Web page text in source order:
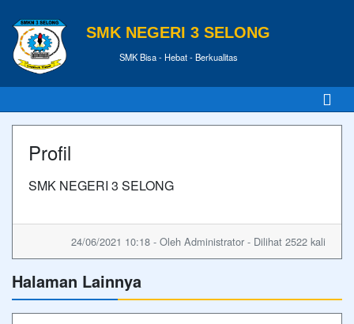
SMK NEGERI 3 SELONG
SMK Bisa - Hebat - Berkualitas
Profil
SMK NEGERI 3 SELONG
24/06/2021 10:18 - Oleh Administrator - Dilihat 2522 kali
Halaman Lainnya